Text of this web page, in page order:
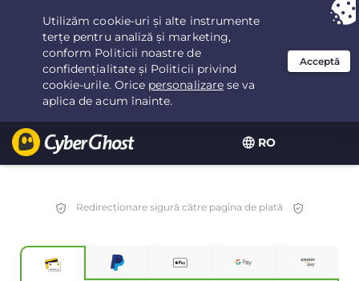
RO
Ai ales:Cea mai bună ofertăpentru 2.1666666666667ani la $
Redirecționare sigură către pagina de plată